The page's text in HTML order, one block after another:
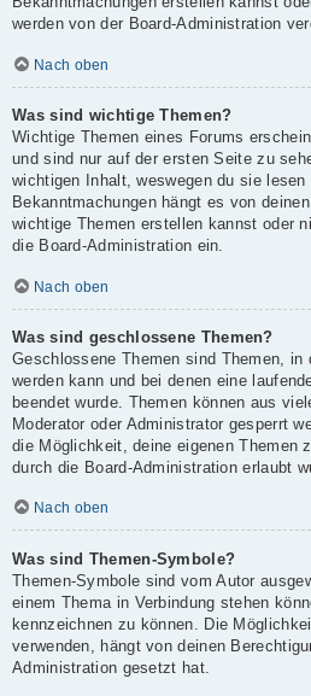
werden von der Board-Administration
Nach oben
Was sind wichtige Themen?
Wichtige Themen eines Forums
und sind nur auf der ersten Seite zu
wichtigen Inhalt, weswegen du sie
Bekanntmachungen hängt es von
wichtige Themen erstellen kannst oder
die Board-Administration ein.
Nach oben
Was sind geschlossene Themen?
Geschlossene Themen sind Themen, in
werden kann und bei denen eine
beendet wurde. Themen können aus
Moderator oder Administrator gesperrt
die Möglichkeit, deine eigenen Themen
durch die Board-Administration erlaubt
Nach oben
Was sind Themen-Symbole?
Themen-Symbole sind vom Autor
einem Thema in Verbindung stehen
kennzeichnen zu können. Die
verwenden, hängt von deinen
Administration gesetzt hat.